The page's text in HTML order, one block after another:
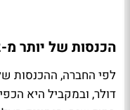
הכנסות של יותר מ-2 מיליארד דולר ב-2025
דולר, ובמקביל היא